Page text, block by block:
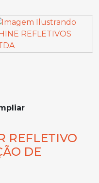
REFLETIVO
DE